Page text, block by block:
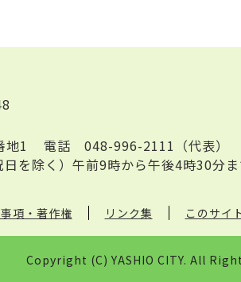
地1 電話 048-996-2111（代表）
を除く）午前9時から午後4時30分
項・著作権 リンク集 このサイ
Copyright (C) YASHIO CITY. All